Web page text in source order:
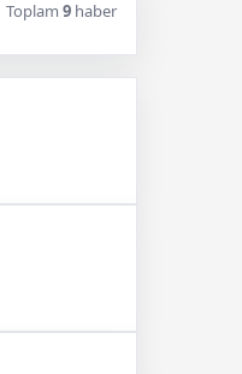
Toplam 9 haber